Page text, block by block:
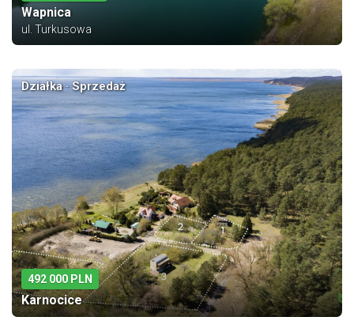
Wapnica
ul. Turkusowa
Działka · Sprzedaż
492 000 PLN
Karnocice